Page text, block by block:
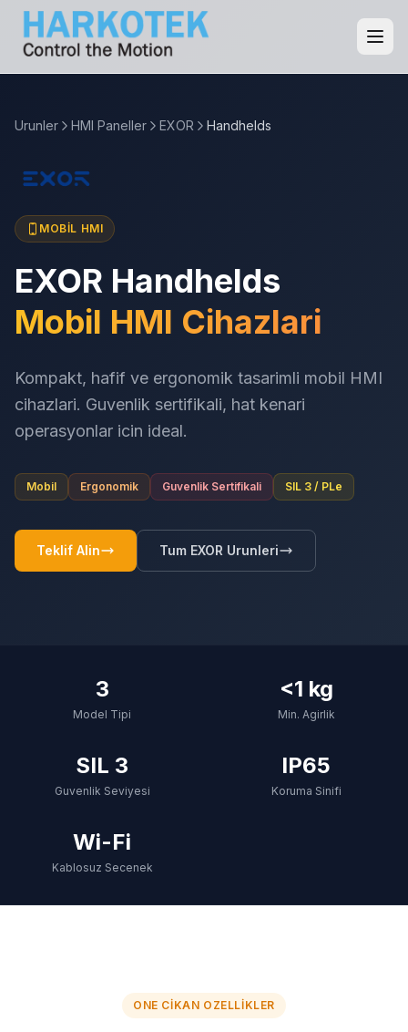
Urunler HMI Paneller EXOR Handhelds
MOBIL HMI
EXOR Handhelds
Mobil HMI Cihazlari
Kompakt, hafif ve ergonomik tasarimli mobil HMI
cihazlari. Guvenlik sertifikali, hat kenari
operasyonlar icin ideal.
Mobil Ergonomik Guvenlik Sertifikali SIL 3 / PLe
Teklif Alin Tum EXOR Urunleri
3
Model Tipi
<1 kg
Min. Agirlik
SIL 3
Guvenlik Seviyesi
IP65
Koruma Sinifi
Wi-Fi
Kablosuz Secenek
ONE CIKAN OZELLIKLER